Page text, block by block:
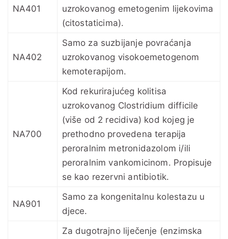
NA401
uzrokovanog emetogenim lijekovima
(citostaticima).
NA402
Samo za suzbijanje povraćanja
uzrokovanog visokoemetogenom
kemoterapijom.
NA700
Kod rekurirajućeg kolitisa
uzrokovanog Clostridium difficile
(više od 2 recidiva) kod kojeg je
prethodno provedena terapija
peroralnim metronidazolom i/ili
peroralnim vankomicinom. Propisuje
se kao rezervni antibiotik.
NA901
Samo za kongenitalnu kolestazu u
djece.
Za dugotrajno liječenje (enzimska